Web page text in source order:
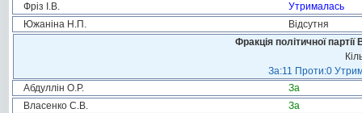
Фріз І.В.
Утрималась
Южаніна Н.П.
Відсутня
Фракція політичної
За:11 Проти:0
Абдуллін О.Р.
За
Власенко С.В.
За